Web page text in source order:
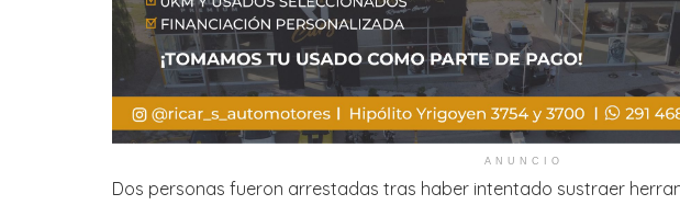
ANUNCIO
Dos personas fueron arrestadas tras haber intentado sustraer